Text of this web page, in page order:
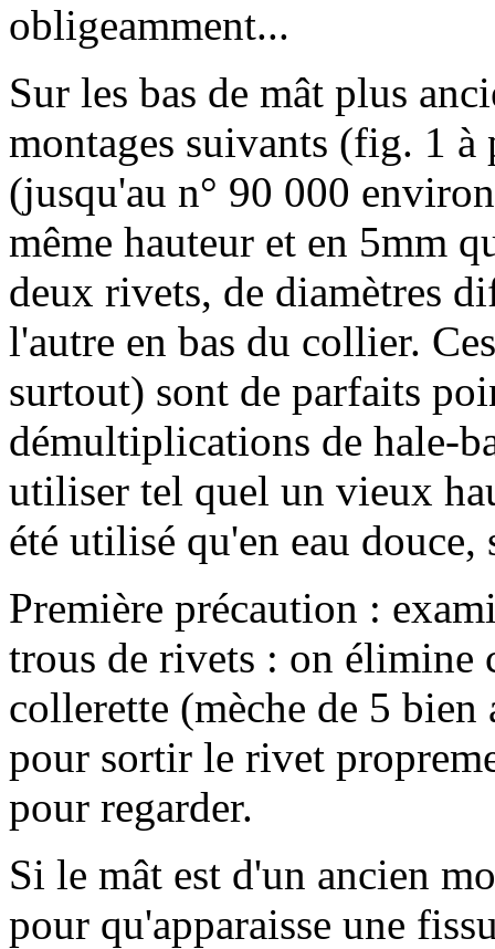
obligeamment...
Sur les bas de mât plus
montages suivants (fig. 1
(jusqu'au n° 90 000
même hauteur et en 5mm
deux rivets, de diamètres
l'autre en bas du collier.
surtout) sont de parfaits
démultiplications de hale-
utiliser tel quel un vieux
été utilisé qu'en eau
Première précaution :
trous de rivets : on élimine
collerette (mèche de 5
pour sortir le rivet
pour regarder.
Si le mât est d'un ancien
pour qu'apparaisse une